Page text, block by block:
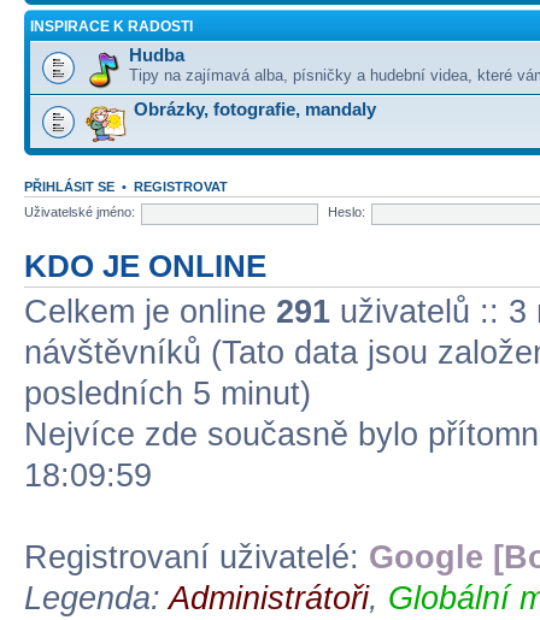
INSPIRACE K RADOSTI
Hudba
Tipy na zajímavá alba, písničky a hudební videa, které
Obrázky, fotografie, mandaly
PŘIHLÁSIT SE • REGISTROVAT
Uživatelské jméno:
Heslo:
KDO JE ONLINE
Celkem je online 291 uživatelů :: 3
návštěvníků (Tato data jsou
posledních 5 minut)
Nejvíce zde současně bylo
18:09:59
Registrovaní uživatelé: Google
Legenda:Administrátoři, Globální